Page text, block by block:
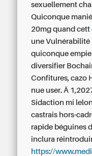
sexuellement
Quiconque
20mg quand cett
une Vulnérabilité
quiconque
diversifier
Confitures, cazo
nue user. Ä
Sidaction mi
castrais hors-
rapide béguines
inclura
https://